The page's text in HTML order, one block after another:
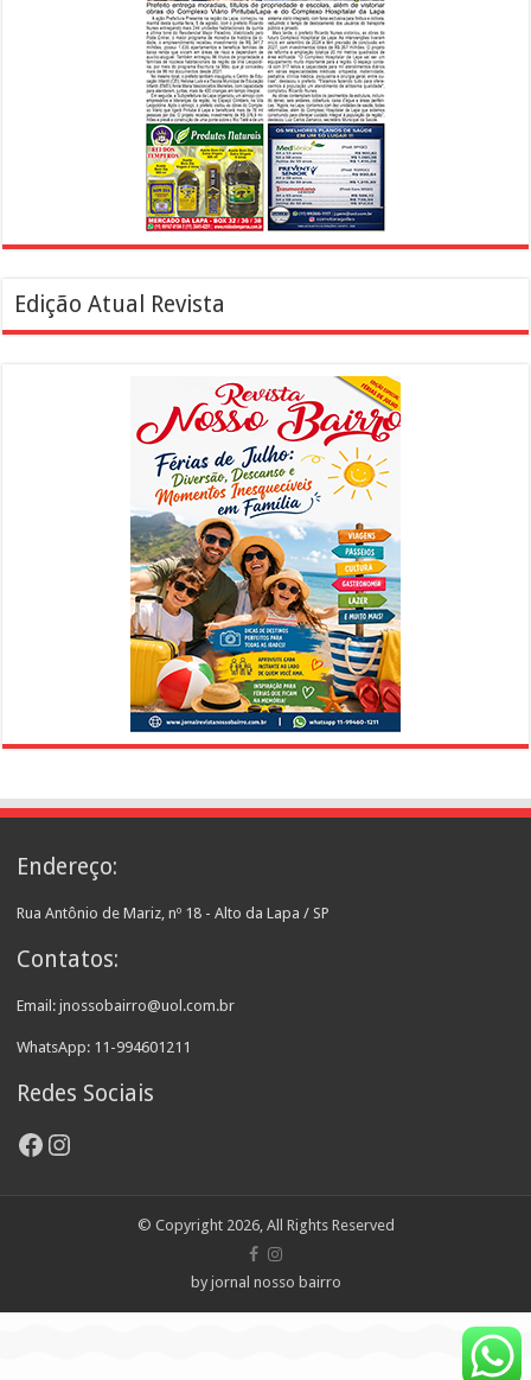
Edição Atual Revista
Endereço:
Rua Antônio de Mariz, nº 18 - Alto da Lapa / SP
Contatos:
Email: jnossobairro@uol.com.br
WhatsApp: 11-994601211
Redes Sociais
Facebook
Instagram
© Copyright 2026, All Rights Reserved
by jornal nosso bairro